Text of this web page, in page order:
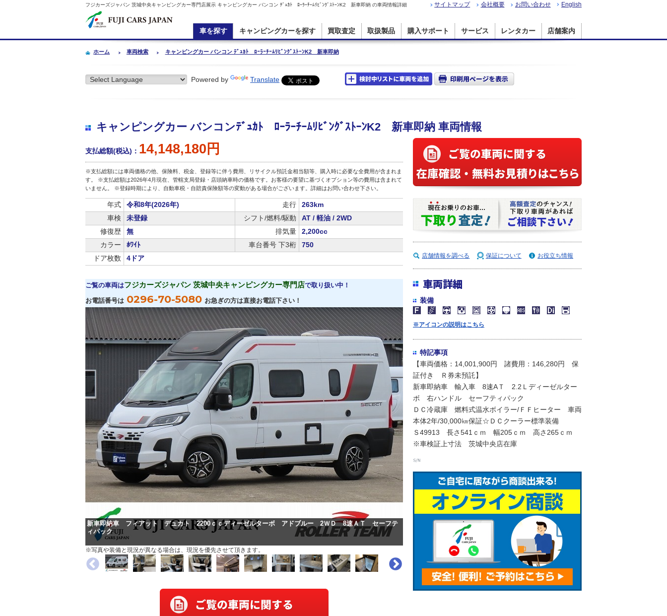
フジカーズジャパン 茨城中央キャンピングカー専門店展示 キャンピングカー バンコン ﾃﾞｭｶﾄ ﾛｰﾗｰﾁｰﾑﾘﾋﾞﾝｸﾞｽﾄｰﾝK2 新車即納 の車両情報詳細 サイトマップ 会社概要 お問い合わせ English
車を探す キャンピングカーを探す 買取査定 取扱製品 購入サポート サービス レンタカー 店舗案内
ホーム 車両検索 キャンピングカー バンコン ﾃﾞｭｶﾄ ﾛｰﾗｰﾁｰﾑﾘﾋﾞﾝｸﾞｽﾄｰﾝK2 新車即納
Powered by Translate
キャンピングカー バンコンﾃﾞｭｶﾄ ﾛｰﾗｰﾁｰﾑﾘﾋﾞﾝｸﾞｽﾄｰﾝK2 新車即納 車両情報
支払総額(税込)： 14,148,180円
※支払総額には車両価格の他、保険料、税金、登録等に伴う費用、リサイクル預託金相当額等、購入時に必要な全費用が含まれま
す。 ※支払総額は2026年4月現在、管轄支局登録・店頭納車時の価格です。お客様の要望に基づくオプション等の費用は含まれて
いません。 ※登録時期により、自動車税・自賠責保険額等の変動がある場合がございます。詳細はお問い合わせ下さい。
年式 令和8年(2026年) 走行
263km
車検
未登録 シフト/燃料/駆動
AT / 軽油 / 2WD
修復歴
無 排気量
2,200cc
カラー
ﾎﾜｲﾄ 車台番号 下3桁
750
ドア枚数
4ドア
ご覧の車両はフジカーズジャパン 茨城中央キャンピングカー専門店で取り扱い中！
お電話番号は 0296-70-5080 お急ぎの方は直接お電話下さい！
新車即納車 フィアット デュカト 2200ｃｃディーゼルターボ アドブルー 2ＷＤ 8速ＡＴ セーフテ
ィパック
※写真や装備と現況が異なる場合は、現況を優先させて頂きます。
店舗情報を調べる 保証について お役立ち情報
車両詳細
装備
※アイコンの説明はこちら
特記事項
【車両価格：14,001,900円 諸費用：146,280円 保
証付き Ｒ券未預託】
新車即納車 輸入車 8速AＴ 2.2Ｌディーゼルター
ボ 右ハンドル セーフティパック
ＤＣ冷蔵庫 燃料式温水ボイラー/ＦＦヒーター 車両
本体2年/30,000㎞保証☆ＤＣクーラー標準装備
Ｓ49913 長さ541ｃｍ 幅205ｃｍ 高さ265ｃｍ
※車検証上寸法 茨城中央店在庫